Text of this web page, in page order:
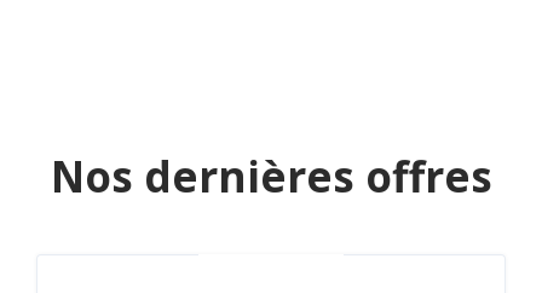
Nos dernières offres